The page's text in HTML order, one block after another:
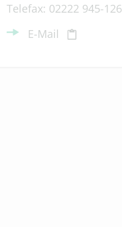
Telefax: 02222 945-126
E-Mail